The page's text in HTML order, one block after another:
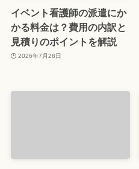
イベント看護師の派遣にか
かる料金は？費用の内訳と
見積りのポイントを解説
2026年7月28日